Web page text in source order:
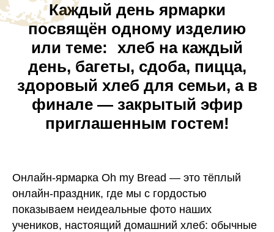
Каждый день ярмарки
посвящён одному изделию
или теме: хлеб на каждый
день, багеты, сдоба, пицца,
здоровый хлеб для семьи, а в
финале — закрытый эфир
приглашенным гостем!
Онлайн-ярмарка Oh my Bread — это тёплый
онлайн‑праздник, где мы с гордостью
показываем неидеальные фото наших
учеников, настоящий домашний хлеб: обычные